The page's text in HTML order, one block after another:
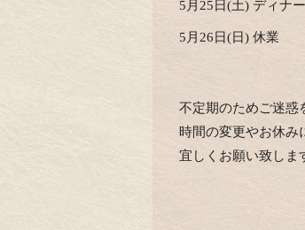
5月25日(土) ディナ
5月26日(日) 休業
不定期のためご迷惑
時間の変更やお休み
宜しくお願い致しま